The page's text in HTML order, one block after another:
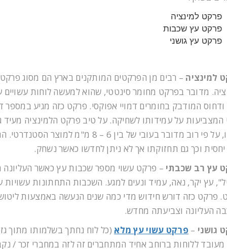
פרקט למינציה
פרקט עץ שכבות
פרקט עץ גושני
למינציה – רבים מן הפרקטים המותקנים בארץ הם מסוג פרקט
מדובר בפרקט מחומר סינטטי, שהוא למעשה לוחות עשויים
ודחוס המודבק בחומרים דמויי אפוקסי. פרקט כזה מגיע במספר
המצביעות על עמידותו לשחיקה. על טיב פרקט הלמינציה מעיד
עוביו, על פי רוב מדובר בעובי של בין 6 – 8 מ"מ למוצר
וכך גם תחזוקתו אך לא ניתן לחדשו כאשר נשחק.
עץ רב שכבתי – פרקט עשוי מספר שכבות עץ כאשר העליונה
עץ יקר, נאה, עמיד ונעים למגע. השכבות התחתונות עשויות
פרקט כזה דורש חידוש מדי כמה שנים הנעשה באמצעות
העליונה וצביעתה מחדש.
גושני – פרקט עשוי עץ מלא (כל לוח נחתך בשלמותו מתוך
ללוחות ברוחב אחיד המתחברים זה לזה במחברי זכר /